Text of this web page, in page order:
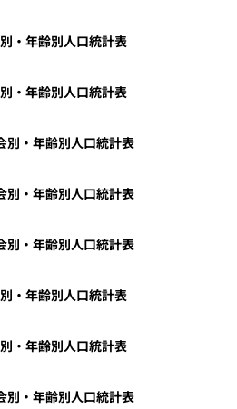
・年齢別人口統計表
・年齢別人口統計表
・年齢別人口統計表
・年齢別人口統計表
・年齢別人口統計表
・年齢別人口統計表
・年齢別人口統計表
・年齢別人口統計表